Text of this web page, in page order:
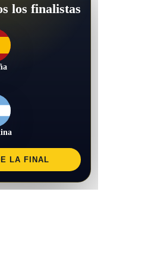
los finalistas
LA FINAL